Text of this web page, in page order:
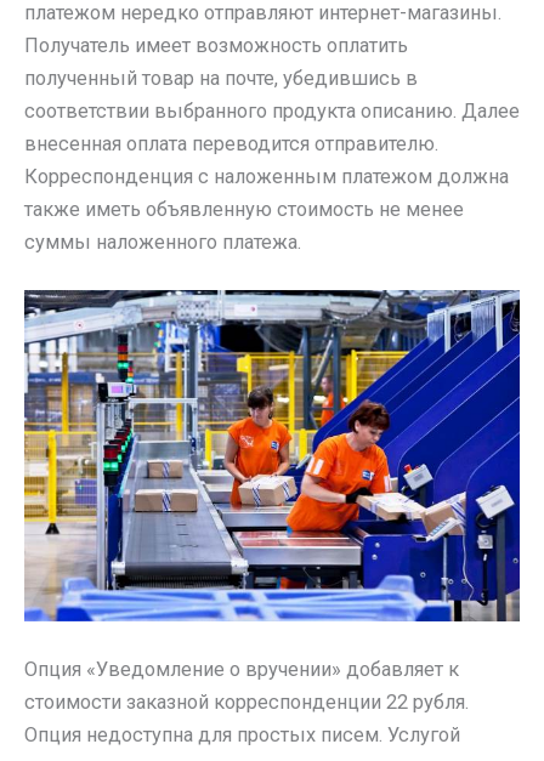
платежом нередко отправляют интернет-магазины.
Получатель имеет возможность оплатить
полученный товар на почте, убедившись в
соответствии выбранного продукта описанию. Далее
внесенная оплата переводится отправителю.
Корреспонденция с наложенным платежом должна
также иметь объявленную стоимость не менее
суммы наложенного платежа.
Опция «Уведомление о вручении» добавляет к
стоимости заказной корреспонденции 22 рубля.
Опция недоступна для простых писем. Услугой